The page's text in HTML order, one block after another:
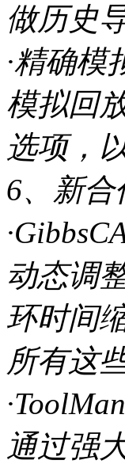
做历史
·精确模
模拟回
选项，
6、新
动态调
环时间
所有这
通过强